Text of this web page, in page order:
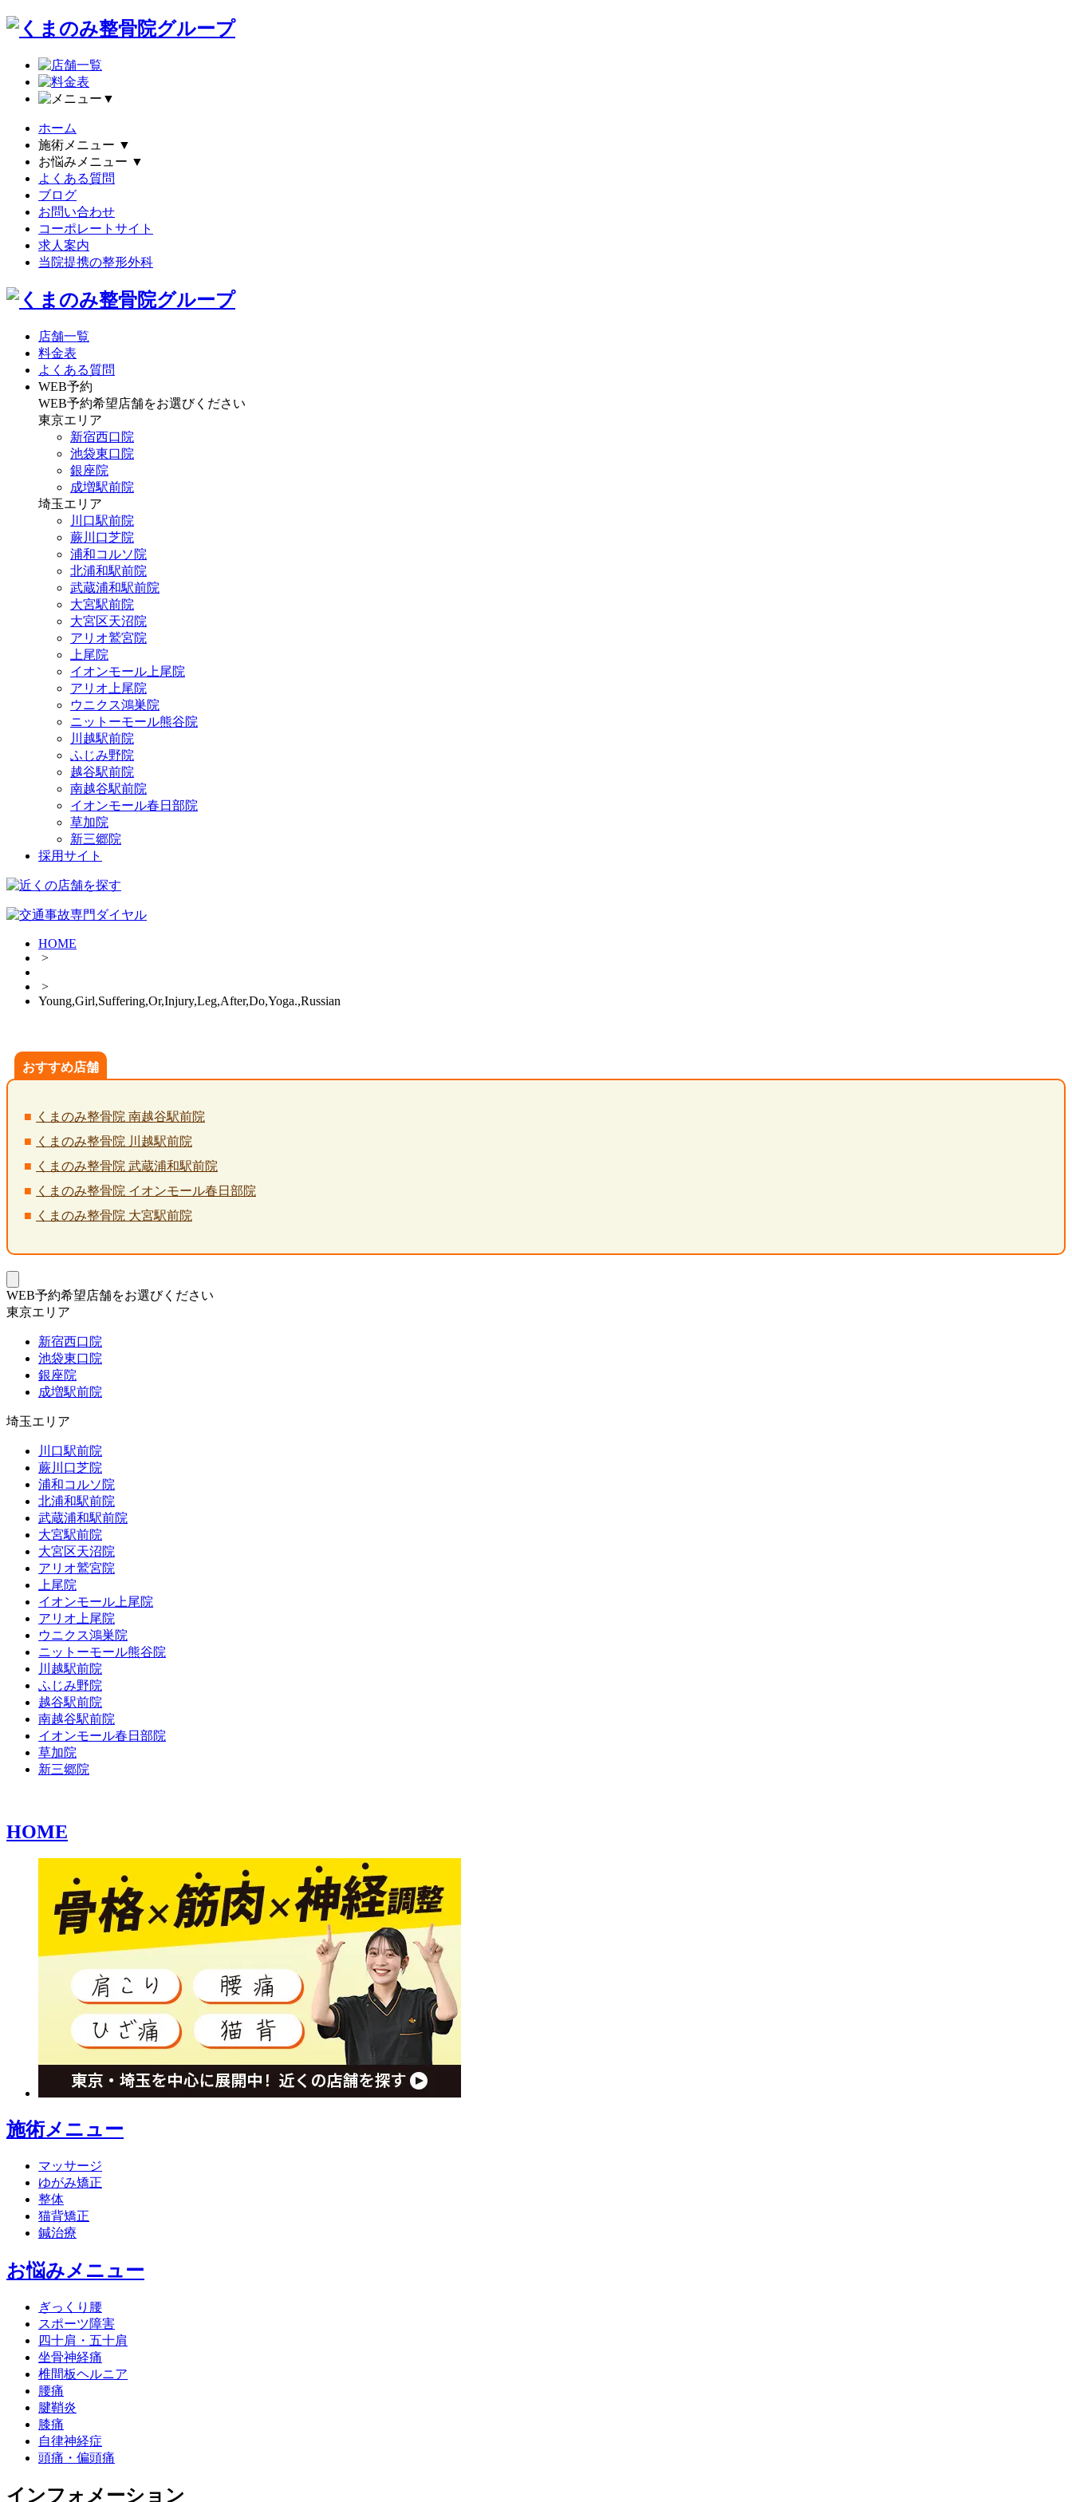
▼
ホーム
施術メニュー ▼
お悩みメニュー ▼
よくある質問
ブログ
お問い合わせ
コーポレートサイト
求人案内
当院提携の整形外科
店舗一覧
料金表
よくある質問
WEB予約
WEB予約希望店舗をお選びください
東京エリア
新宿西口院
池袋東口院
銀座院
成増駅前院
埼玉エリア
川口駅前院
蕨川口芝院
浦和コルソ院
北浦和駅前院
武蔵浦和駅前院
大宮駅前院
大宮区天沼院
アリオ鷲宮院
上尾院
イオンモール上尾院
アリオ上尾院
ウニクス鴻巣院
ニットーモール熊谷院
川越駅前院
ふじみ野院
越谷駅前院
南越谷駅前院
イオンモール春日部院
草加院
新三郷院
採用サイト
HOME
>
>
Young,Girl,Suffering,Or,Injury,Leg,After,Do,Yoga.,Russian
おすすめ店舗
くまのみ整骨院 南越谷駅前院
くまのみ整骨院 川越駅前院
くまのみ整骨院 武蔵浦和駅前院
くまのみ整骨院 イオンモール春日部院
くまのみ整骨院 大宮駅前院
WEB予約希望店舗をお選びください
東京エリア
新宿西口院
池袋東口院
銀座院
成増駅前院
埼玉エリア
川口駅前院
蕨川口芝院
浦和コルソ院
北浦和駅前院
武蔵浦和駅前院
大宮駅前院
大宮区天沼院
アリオ鷲宮院
上尾院
イオンモール上尾院
アリオ上尾院
ウニクス鴻巣院
ニットーモール熊谷院
川越駅前院
ふじみ野院
越谷駅前院
南越谷駅前院
イオンモール春日部院
草加院
新三郷院
HOME
施術メニュー
マッサージ
ゆがみ矯正
整体
猫背矯正
鍼治療
お悩みメニュー
ぎっくり腰
スポーツ障害
四十肩・五十肩
坐骨神経痛
椎間板ヘルニア
腰痛
腱鞘炎
膝痛
自律神経症
頭痛・偏頭痛
インフォメーション